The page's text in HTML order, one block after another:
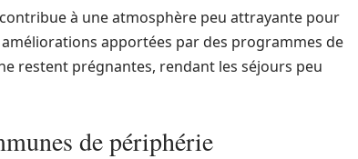
à une atmosphère peu attrayante pour
apportées par des programmes de
restent prégnantes, rendant les séjours peu
de périphérie